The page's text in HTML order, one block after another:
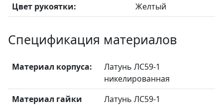
Цвет рукоятки:
Желтый
Спецификация материалов
Материал корпуса:
Латунь ЛС59-1
никелированная
Материал гайки
Латунь ЛС59-1